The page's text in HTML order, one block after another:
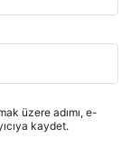
üzere adımı, e-
kaydet.